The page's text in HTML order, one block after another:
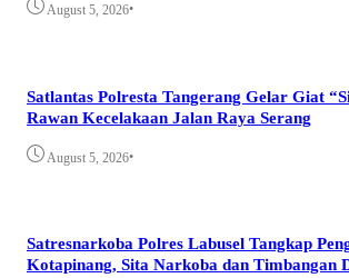
August 5, 2026•
Satlantas Polresta Tangerang Gelar Giat
Rawan Kecelakaan Jalan Raya Serang
August 5, 2026•
Satresnarkoba Polres Labusel Tangkap
Kotapinang, Sita Narkoba dan Timbangan